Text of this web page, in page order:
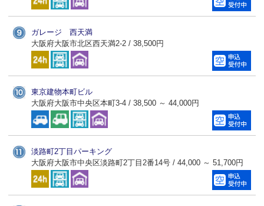
ガレージ 西天満
大阪府大阪市北区西天満2-2 / 38,500円
東京建物本町ビル
大阪府大阪市中央区本町3-4 / 38,500 ～ 44,000円
淡路町2丁目パーキング
大阪府大阪市中央区淡路町2丁目2番14号 / 44,000 ～ 51,700円